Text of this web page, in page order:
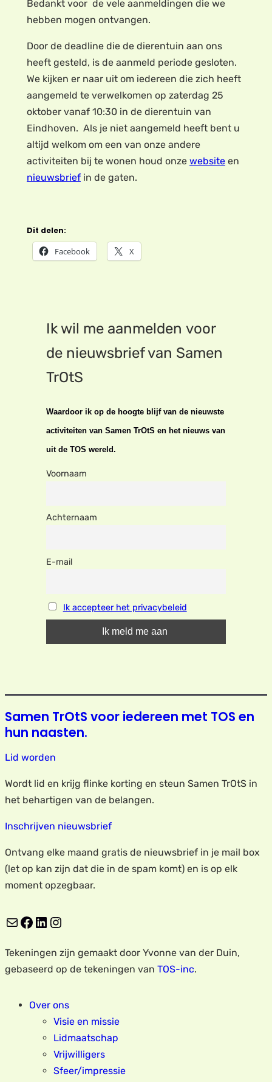
Bedankt voor de vele aanmeldingen die we
hebben mogen ontvangen.
Door de deadline die de dierentuin aan ons
heeft gesteld, is de aanmeld periode gesloten.
We kijken er naar uit om iedereen die zich heeft
aangemeld te verwelkomen op zaterdag 25
oktober vanaf 10:30 in de dierentuin van
Eindhoven. Als je niet aangemeld heeft bent u
altijd welkom om een van onze andere
activiteiten bij te wonen houd onze website en
nieuwsbrief in de gaten.
Dit delen:
Facebook X
Ik wil me aanmelden voor
de nieuwsbrief van Samen
TrOtS
Waardoor ik op de hoogte blijf van de nieuwste
activiteiten van Samen TrOtS en het nieuws van
uit de TOS wereld.
Voornaam
Achternaam
E-mail
Ik accepteer het privacybeleid
Samen TrOtS voor iedereen met TOS en
hun naasten.
Lid worden
Wordt lid en krijg flinke korting en steun Samen TrOtS in
het behartigen van de belangen.
Inschrijven nieuwsbrief
Ontvang elke maand gratis de nieuwsbrief in je mail box
(let op kan zijn dat die in de spam komt) en is op elk
moment opzegbaar.
E-mail Facebook LinkedIn Instagram
Tekeningen zijn gemaakt door Yvonne van der Duin,
gebaseerd op de tekeningen van TOS-inc.
Over ons
Visie en missie
Lidmaatschap
Vrijwilligers
Sfeer/impressie